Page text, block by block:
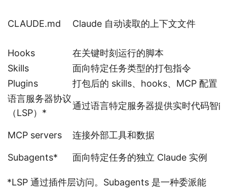
CLAUDE.md Claude 自动读取的上下文文件
Hooks
在关键时刻运行的脚本
Skills
面向特定任务类型的打包指令
Plugins
打包后的 skills、hooks、MCP 配置
语言服务器协议
（LSP）*
通过语言特定服务器提供实时代码智能
MCP servers 连接外部工具和数据
Subagents* 面向特定任务的独立 Claude 实例
*LSP 通过插件层访问。Subagents 是一种委派能